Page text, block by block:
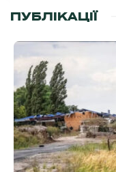
ПУБЛІКАЦІЇ